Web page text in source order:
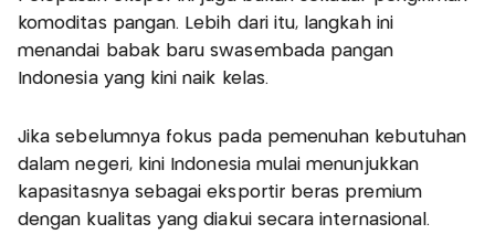
komoditas pangan. Lebih dari itu, langkah ini
menandai babak baru swasembada pangan
Indonesia yang kini naik kelas.
Jika sebelumnya fokus pada pemenuhan kebutuhan
dalam negeri, kini Indonesia mulai menunjukkan
kapasitasnya sebagai eksportir beras premium
dengan kualitas yang diakui secara internasional.